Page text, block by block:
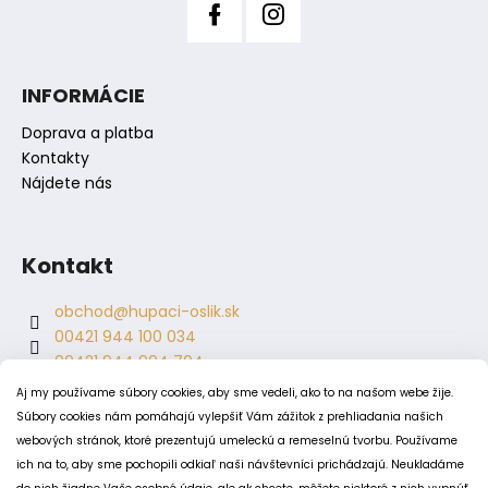
Aj my používame súbory cookies, aby sme vedeli, ako to na našom webe žije.
Súbory cookies nám pomáhajú vylepšiť Vám zážitok z prehliadania našich
webových stránok, ktoré prezentujú umeleckú a remeselnú tvorbu. Používame
ich na to, aby sme pochopili odkiaľ naši návštevníci prichádzajú. Neukladáme
INFORMÁCIE
Doprava a platba
Kontakty
Nájdete nás
Kontakt
obchod@hupaci-oslik.sk
00421 944 100 034
00421 944 904 704
hupaci.oslik
dagmar.juricova
PODMIENKY